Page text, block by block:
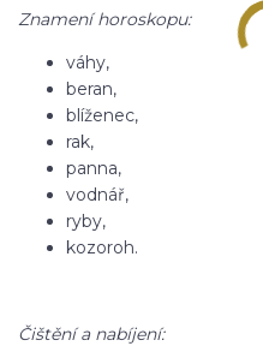
Znamení horoskopu:
váhy,
beran,
blíženec,
rak,
panna,
vodnář,
ryby,
kozoroh.
Čištění a nabíjení: